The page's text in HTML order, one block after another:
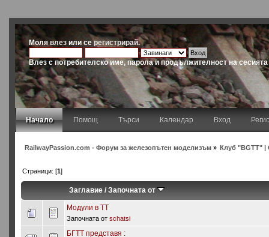
Молявлез или серегистрирай.
Влез с потребителско име, парола и продължителност на сесията
Начало Помощ Търси Календар Вход
RailwayPassion.com - Форум за железопътен моделизъм» Клуб "BGTT" |
Страници: [1]
Заглавие/Започната от
Модули в ТТ
Започната от schatsi
БГТТ представя :